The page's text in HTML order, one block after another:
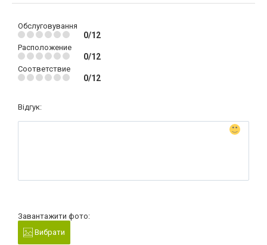
Обслуговування
0/12
Расположение
0/12
Соответствие
0/12
Відгук:
Завантажити фото:
Вибрати